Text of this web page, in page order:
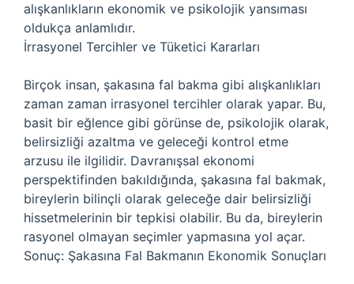
alışkanlıkların ekonomik ve psikolojik yansıması
oldukça anlamlıdır.
İrrasyonel Tercihler ve Tüketici Kararları
Birçok insan, şakasına fal bakma gibi alışkanlıkları
zaman zaman irrasyonel tercihler olarak yapar. Bu,
basit bir eğlence gibi görünse de, psikolojik olarak,
belirsizliği azaltma ve geleceği kontrol etme
arzusu ile ilgilidir. Davranışsal ekonomi
perspektifinden bakıldığında, şakasına fal bakmak,
bireylerin bilinçli olarak geleceğe dair belirsizliği
hissetmelerinin bir tepkisi olabilir. Bu da, bireylerin
rasyonel olmayan seçimler yapmasına yol açar.
Sonuç: Şakasına Fal Bakmanın Ekonomik Sonuçları